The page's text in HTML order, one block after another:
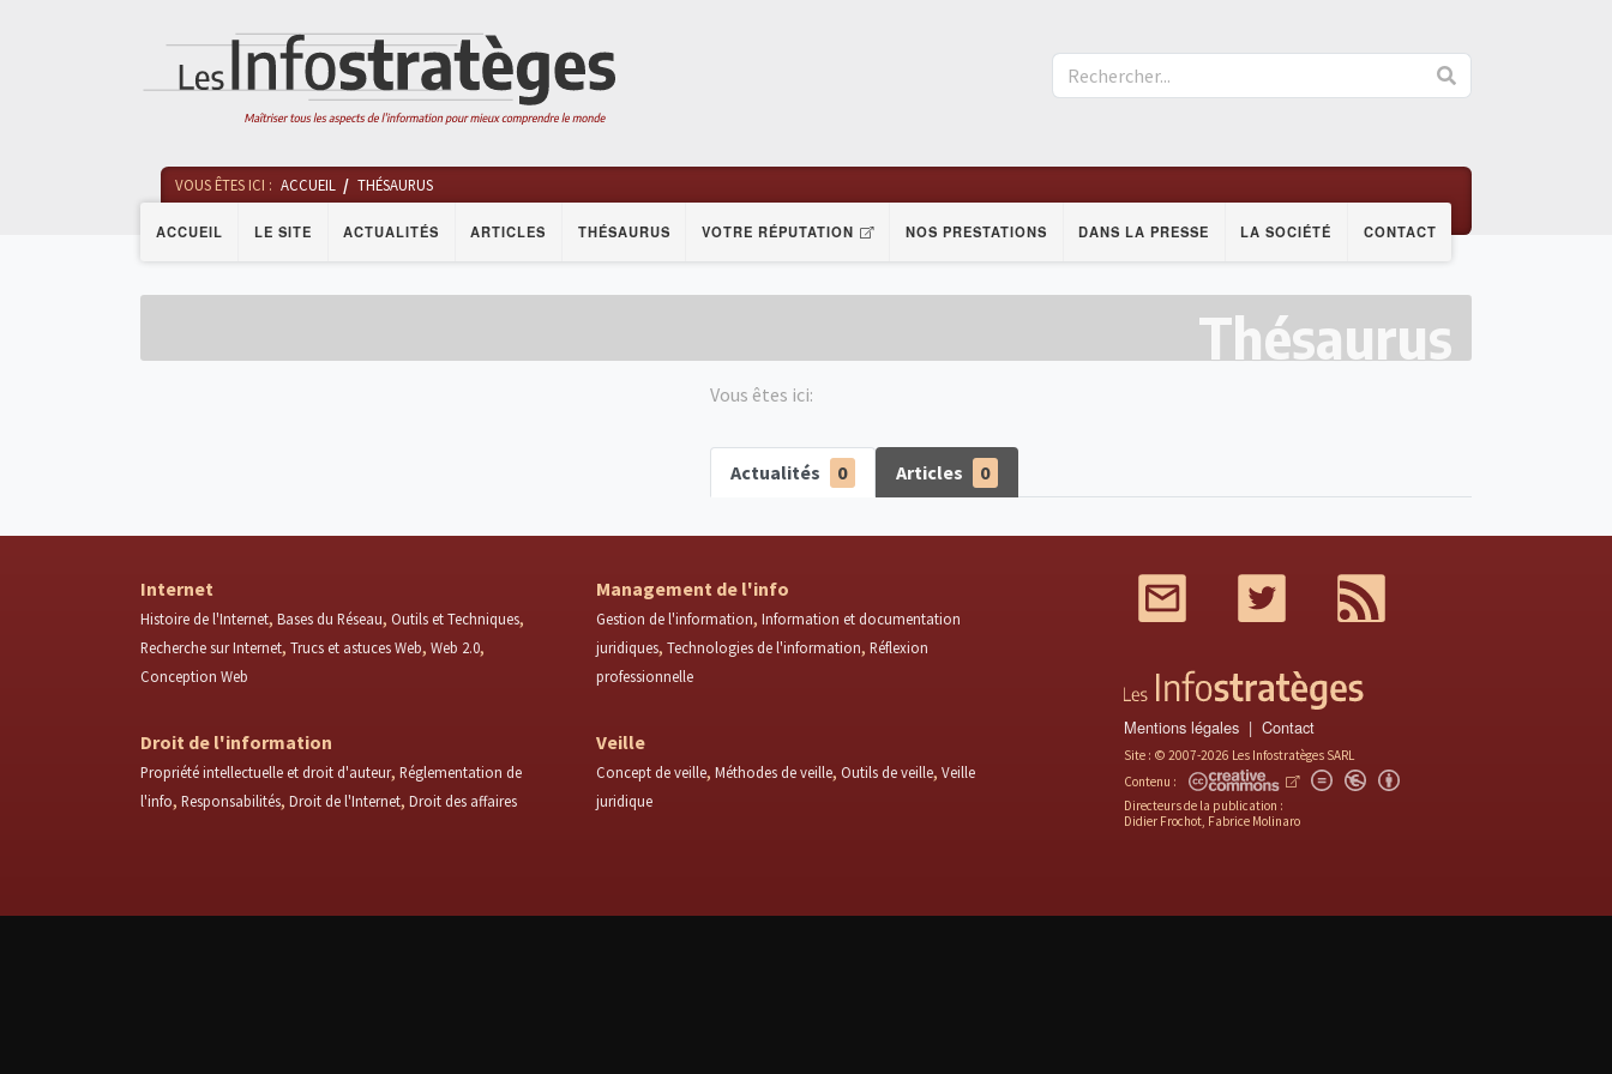
ACCUEIL LE SITE ACTUALITÉS ARTICLES THÉSAURUS VOTRE RÉPUTATION NOS PRESTATIONS DANS LA PRESSE LA SOCIÉTÉ CONTACT
VOUS ÊTES ICI : ACCUEIL THÉSAURUS
Thésaurus
Vous êtes ici:
Actualités 0 Articles 0
Internet
Histoire de l'Internet Bases du Réseau Outils et Techniques
Recherche sur Internet Trucs et astuces Web Web 2.0
Conception Web
Management de l'info
Gestion de l'information Information et documentation
juridiques Technologies de l'information Réflexion
professionnelle
Droit de l'information
Propriété intellectuelle et droit d'auteur Réglementation de
l'info Responsabilités Droit de l'Internet Droit des affaires
Veille
Concept de veille Méthodes de veille Outils de veille Veille
juridique
Twitter
Mentions légales Contact
Site : © 2007-2026 Les Infostratèges SARL
Contenu :
Directeurs de la publication :
Didier Frochot, Fabrice Molinaro